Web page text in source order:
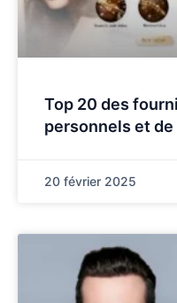
Top 20 des
personnels et
20 février 2025